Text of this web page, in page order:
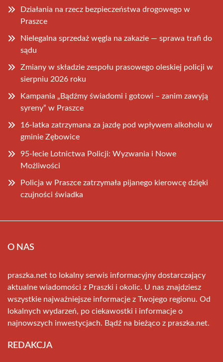
Działania na rzecz bezpieczeństwa drogowego w
Praszce
Nielegalna sprzedaż węgla na zakazie — sprawa trafi do
sądu
Zmiany w składzie zespołu prasowego oleskiej policji w
sierpniu 2026 roku
Kampania „Bądźmy świadomi i gotowi – zanim zawyją
syreny” w Praszce
16-latka zatrzymana za jazdę pod wpływem alkoholu w
gminie Zębowice
95-lecie Lotnictwa Policji: Wyzwania i Nowe
Możliwości
Policja w Praszce zatrzymała pijanego kierowcę dzięki
czujności świadka
O NAS
praszka.net to lokalny serwis informacyjny dostarczający
aktualne wiadomości z Praszki i okolic. U nas znajdziesz
wszystkie najważniejsze informacje z Twojego regionu. Od
lokalnych wydarzeń, po ciekawostki i informacje o
najnowszych inwestycjach. Bądź na bieżąco z praszka.net.
REDAKCJA